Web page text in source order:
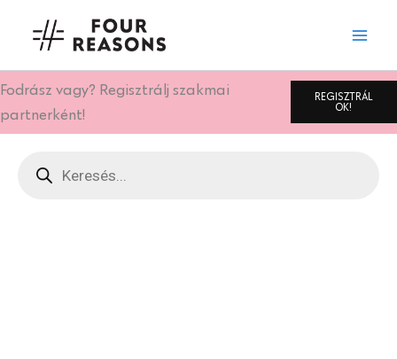
Fodrász vagy? Regisztrálj szakmai
partnerként!
REGISZTRÁL
OK!
search